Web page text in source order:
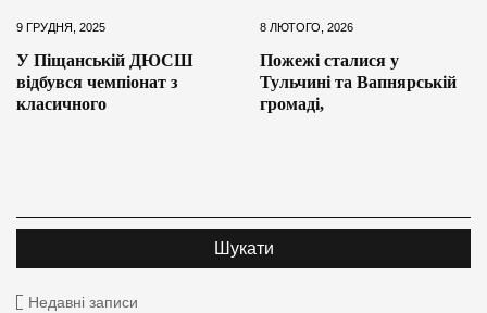
9 ГРУДНЯ, 2025
У Піщанській ДЮСШ
відбувся чемпіонат з
класичного
8 ЛЮТОГО, 2026
Пожежі сталися у
Тульчині та Вапнярській
громаді,
Недавні записи